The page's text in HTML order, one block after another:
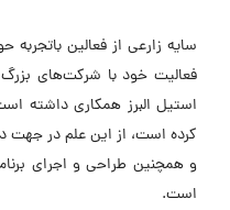
سایه زارعی از فعالین
فعالیت خود با شرکت‌های بزرگ
استیل البرز همکاری داشته
کرده است، از این علم در جهت
و همچنین طراحی و اجرای
است.